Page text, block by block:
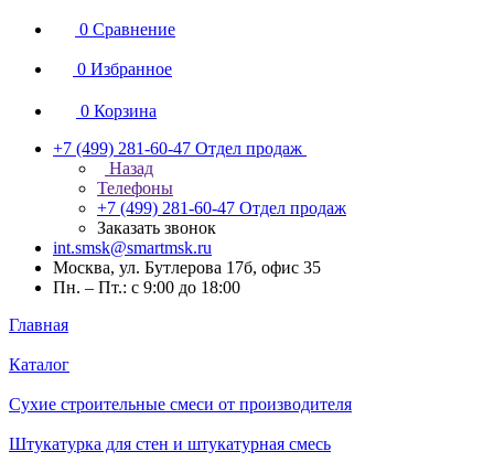
0 Сравнение
0 Избранное
0 Корзина
+7 (499) 281-60-47 Отдел продаж
Назад
Телефоны
+7 (499) 281-60-47 Отдел продаж
Заказать звонок
int.smsk@smartmsk.ru
Москва, ул. Бутлерова 17б, офис 35
Пн. – Пт.: с 9:00 до 18:00
Главная
Каталог
Сухие строительные смеси от производителя
Штукатурка для стен и штукатурная смесь